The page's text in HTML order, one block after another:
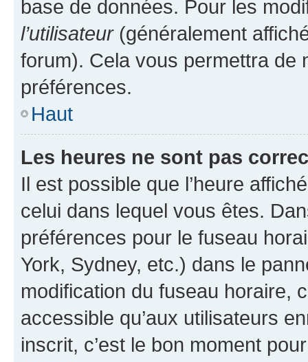
base de données. Pour les
l’utilisateur(généralement
forum). Cela vous permettra de
préférences.
Haut
Les heures ne sont pas
Il est possible que l’heure
celui dans lequel vous êtes.
préférences pour le fuseau
York, Sydney, etc.) dans le
modification du fuseau horaire,
accessible qu’aux utilisateurs
inscrit, c’est le bon moment